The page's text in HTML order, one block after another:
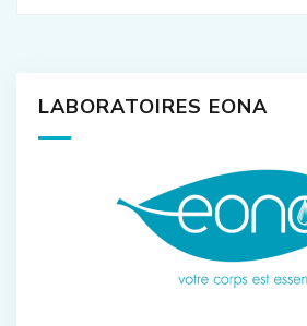
LABORATOIRES EONA